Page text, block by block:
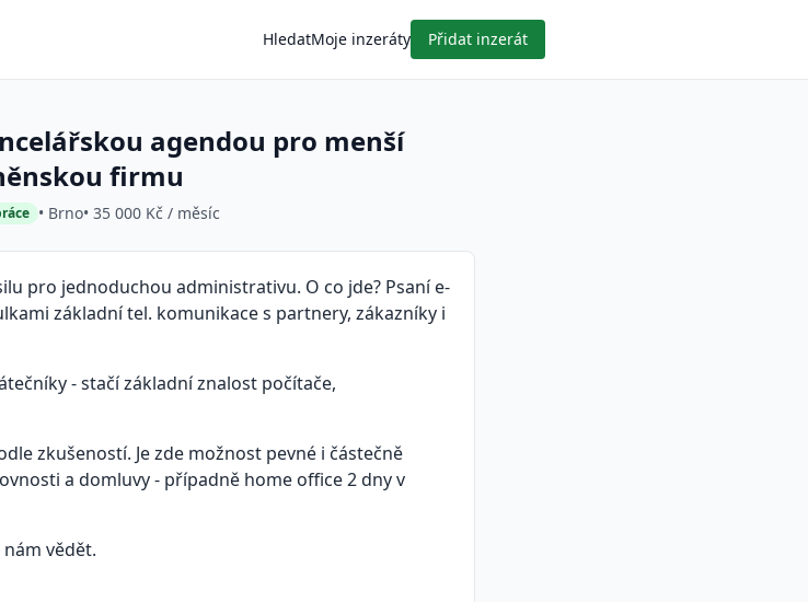
HledatMoje inzeráty Přidat inzerát
agendou pro menší
firmu
• Brno• 35 000 Kč / měsíc
pro jednoduchou administrativu. O co jde? Psaní e-
základní tel. komunikace s partnery, zákazníky i
- stačí základní znalost počítače,
zkušeností. Je zde možnost pevné i částečně
a domluvy - případně home office 2 dny v
vědět.